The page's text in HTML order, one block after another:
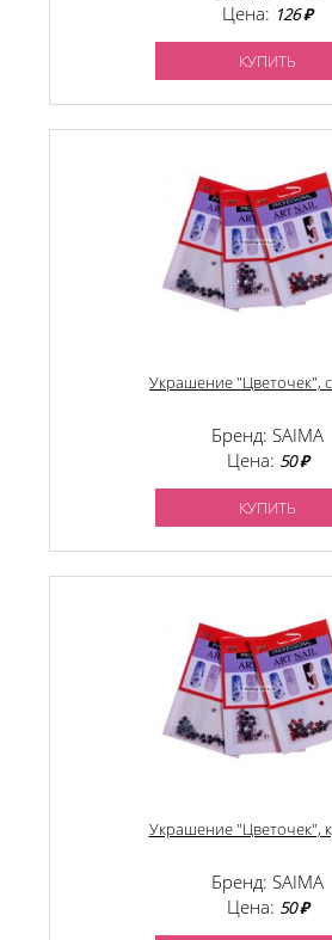
Цена: 126 ₽
КУПИТЬ
Украшение "Цветочек",
Бренд: SAIMA
Цена: 50 ₽
КУПИТЬ
Украшение "Цветочек",
Бренд: SAIMA
Цена: 50 ₽